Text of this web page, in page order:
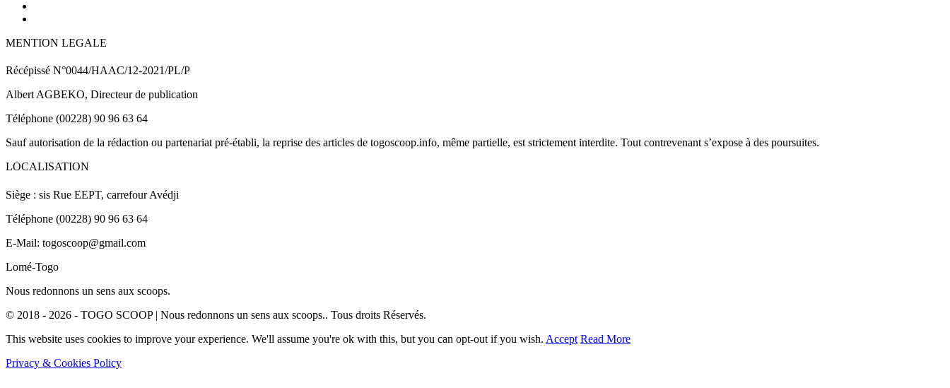
MENTION LEGALE
Récépissé N°0044/HAAC/12-2021/PL/P
Albert AGBEKO, Directeur de publication
Téléphone (00228) 90 96 63 64
Sauf autorisation de la rédaction ou partenariat pré-établi, la reprise des articles de togoscoop.info, même partielle, est strictement interdite. Tout contrevenant s’expose à des poursuites.
LOCALISATION
Siège : sis Rue EEPT, carrefour Avédji
Téléphone (00228) 90 96 63 64
E-Mail: togoscoop@gmail.com
Lomé-Togo
Nous redonnons un sens aux scoops.
© 2018 - 2026 - TOGO SCOOP | Nous redonnons un sens aux scoops.. Tous droits Réservés.
This website uses cookies to improve your experience. We'll assume you're ok with this, but you can opt-out if you wish. Accept Read More
Privacy & Cookies Policy